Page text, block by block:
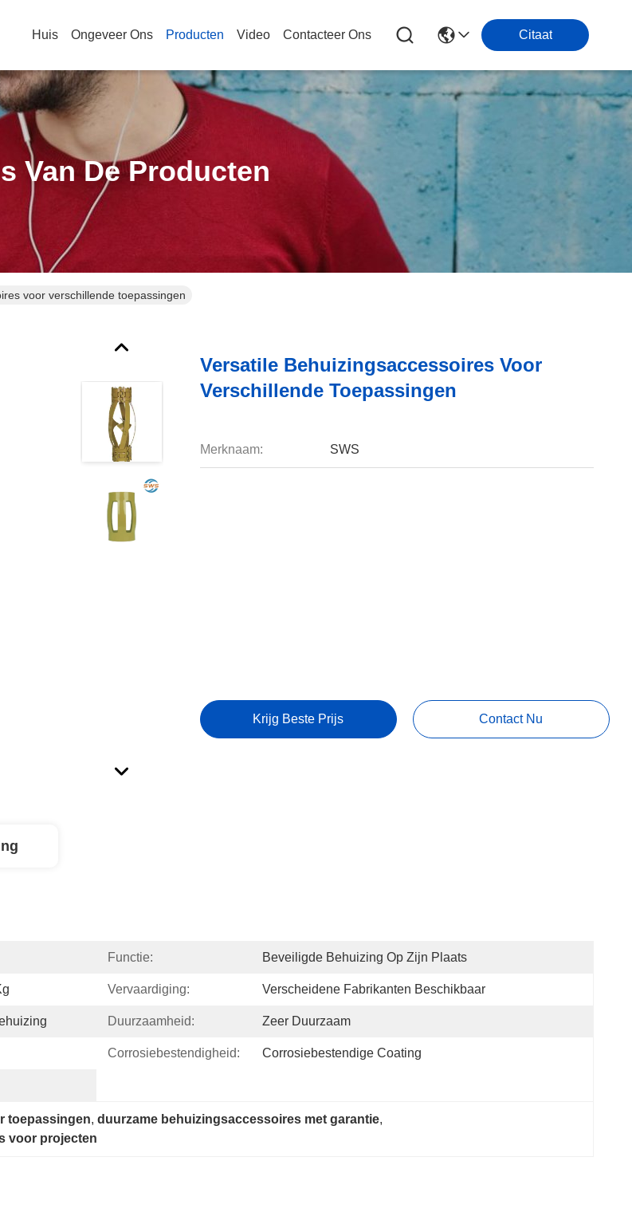
Huis Ongeveer Ons Producten Video Contacteer Ons Citaat
Van De Producten
voor verschillende toepassingen
Versatile Behuizingsaccessoires Voor
Verschillende Toepassingen
Merknaam: SWS
Krijg Beste Prijs Contact Nu
Functie: Beveiligde Behuizing Op Zijn Plaats
Vervaardiging: Verscheidene Fabrikanten Beschikbaar
Duurzaamheid: Zeer Duurzaam
Corrosiebestendigheid: Corrosiebestendige Coating
toepassingen, duurzame behuizingsaccessoires met garantie,
voor projecten